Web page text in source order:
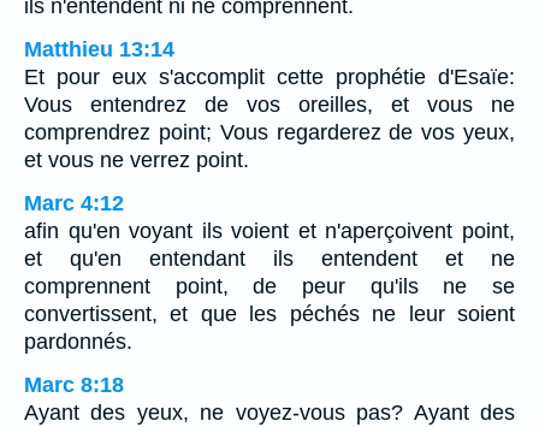
ils n'entendent ni ne comprennent.
Matthieu 13:14
Et pour eux s'accomplit cette prophétie d'Esaïe:
Vous entendrez de vos oreilles, et vous ne
comprendrez point; Vous regarderez de vos yeux,
et vous ne verrez point.
Marc 4:12
afin qu'en voyant ils voient et n'aperçoivent point,
et qu'en entendant ils entendent et ne
comprennent point, de peur qu'ils ne se
convertissent, et que les péchés ne leur soient
pardonnés.
Marc 8:18
Ayant des yeux, ne voyez-vous pas? Ayant des